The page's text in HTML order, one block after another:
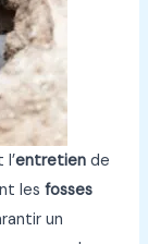
l’entretien de
lesfosses
un